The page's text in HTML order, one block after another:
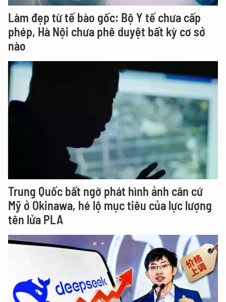
Làm đẹp từ tế bào gốc: Bộ Y tế chưa cấp
phép, Hà Nội chưa phê duyệt bất kỳ cơ sở
nào
Trung Quốc bất ngờ phát hình ảnh căn cứ
Mỹ ở Okinawa, hé lộ mục tiêu của lực lượng
tên lửa PLA